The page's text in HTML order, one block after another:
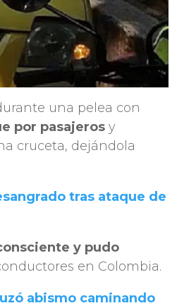
una pelea con
por pasajeros y
cruceta, dejándola
tras ataque de
y pudo
en Colombia.
abismo caminando